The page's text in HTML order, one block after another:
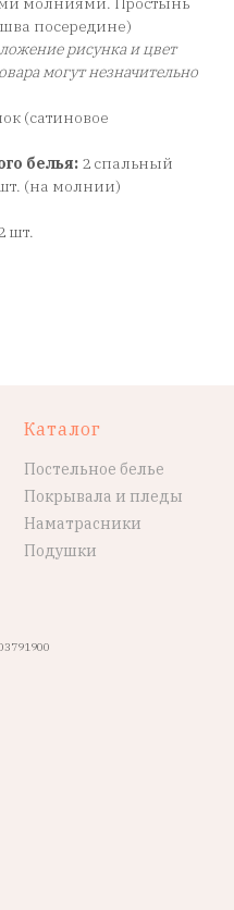
посередине)
рисунка и цвет
могут незначительно
(сатиновое
белья: 2 спальный
(на молнии)
шт.
Каталог
Постельное белье
Покрывала и пледы
Наматрасники
Подушки